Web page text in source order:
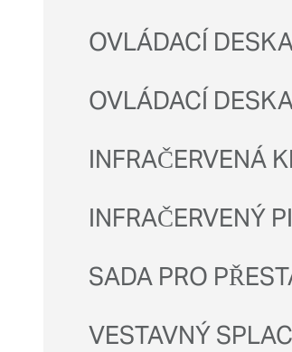
OVLÁDACÍ
OVLÁDACÍ
INFRAČERVENÁ
INFRAČERVENÝ
SADA PRO
VESTAVNÝ